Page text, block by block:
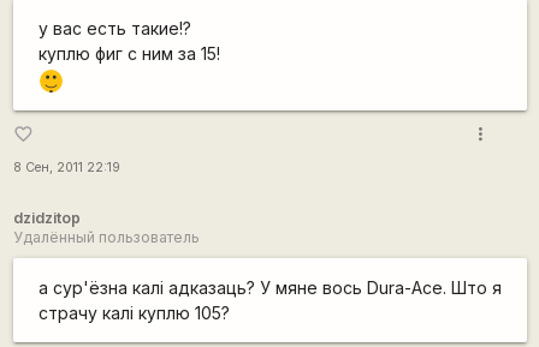
у вас есть такие!?
куплю фиг с ним за 15!
|-)
_)
favorite_border
8 Сен, 2011 22:19
more_vert
dzidzitop
Удалённый пользователь
а сур'ёзна калі адказаць? У мяне вось Dura-Ace. Што я
страчу калі куплю 105?